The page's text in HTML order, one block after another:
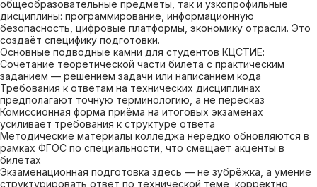
общеобразовательные предметы, так и узкопрофильные
дисциплины: программирование, информационную
безопасность, цифровые платформы, экономику отрасли. Это
создаёт специфику подготовки.
Основные подводные камни для студентов КЦСТИЕ:
Сочетание теоретической части билета с практическим
заданием — решением задачи или написанием кода
Требования к ответам на технических дисциплинах
предполагают точную терминологию, а не пересказ
Комиссионная форма приёма на итоговых экзаменах
усиливает требования к структуре ответа
Методические материалы колледжа нередко обновляются в
рамках ФГОС по специальности, что смещает акценты в
билетах
Экзаменационная подготовка здесь — не зубрёжка, а умение
структурировать ответ по технической теме, корректно